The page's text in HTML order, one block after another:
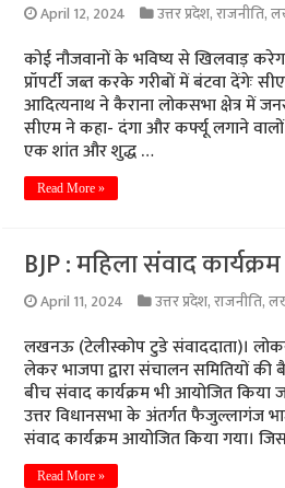
April 12, 2024 उत्तर प्रदेश,राजनीति,
कोई नौजवानों के भविष्य से खिलवाड़
प्रॉपर्टी जब्त करके गरीबों में बंटवा देंगेः
आदित्यनाथ ने कैराना लोकसभा क्षेत्र में
सीएम ने कहा- दंगा और कर्फ्यू लगाने
एक शांत और शुद्ध …
Read More »
BJP : महिला संवाद
April 11, 2024 उत्तर प्रदेश,राजनीति,
लखनऊ (टेलीस्कोप टुडे संवाददाता)।
लेकर भाजपा द्वारा संचालन समितियों
बीच संवाद कार्यक्रम भी आयोजित किया
उत्तर विधानसभा के अंतर्गत फैजुल्लागंज
संवाद कार्यक्रम आयोजित किया गया।
Read More »